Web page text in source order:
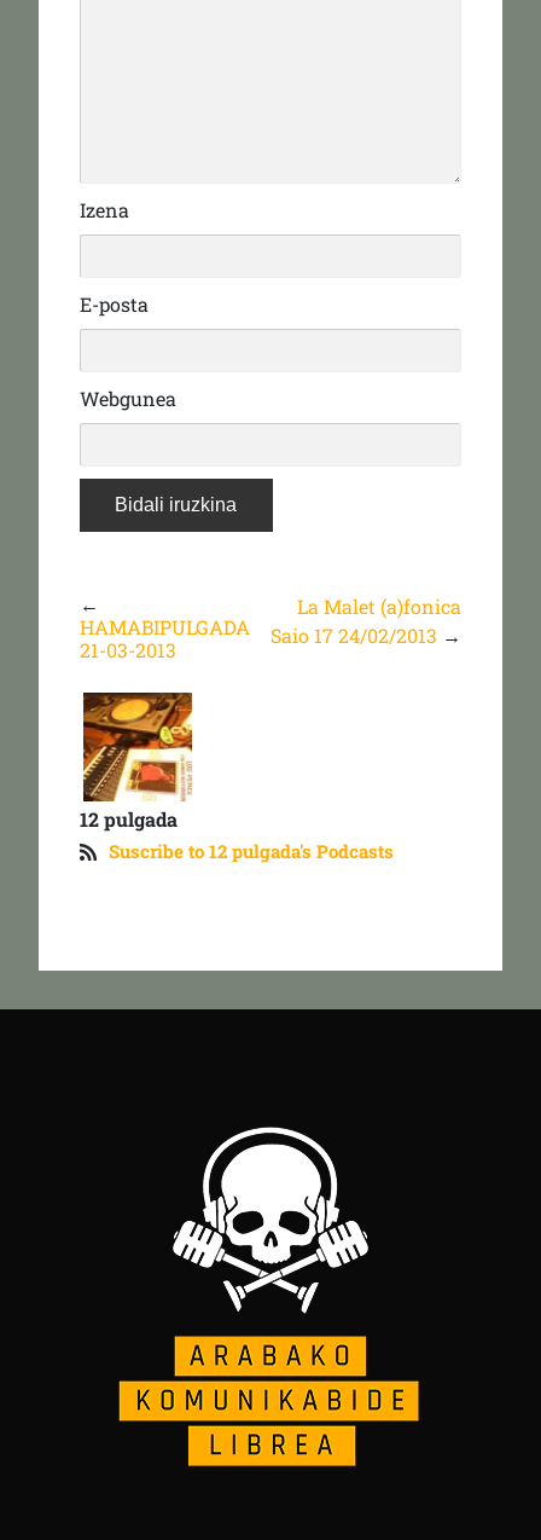
Izena
E-posta
Webgunea
←
HAMABIPULGADA
21-03-2013
La Malet (a)fonica
Saio 17 24/02/2013 →
12 pulgada
Suscribe to 12 pulgada's Podcasts